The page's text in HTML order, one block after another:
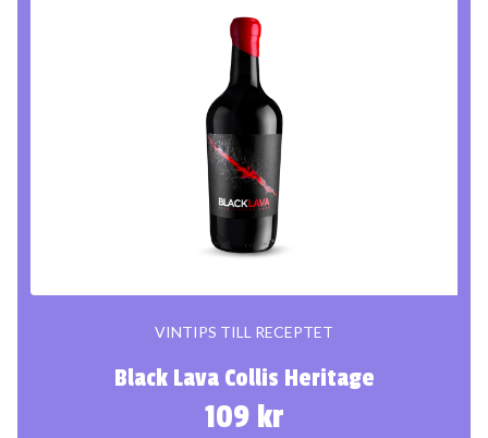
VINTIPS TILL RECEPTET
Black Lava Collis Heritage
109 kr